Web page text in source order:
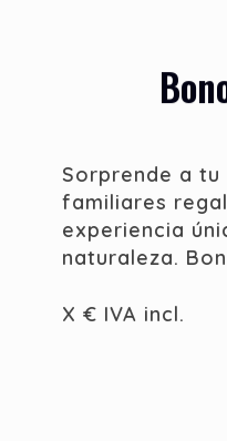
Sorprende a
familiares
experiencia
naturaleza.
X € IVA incl.